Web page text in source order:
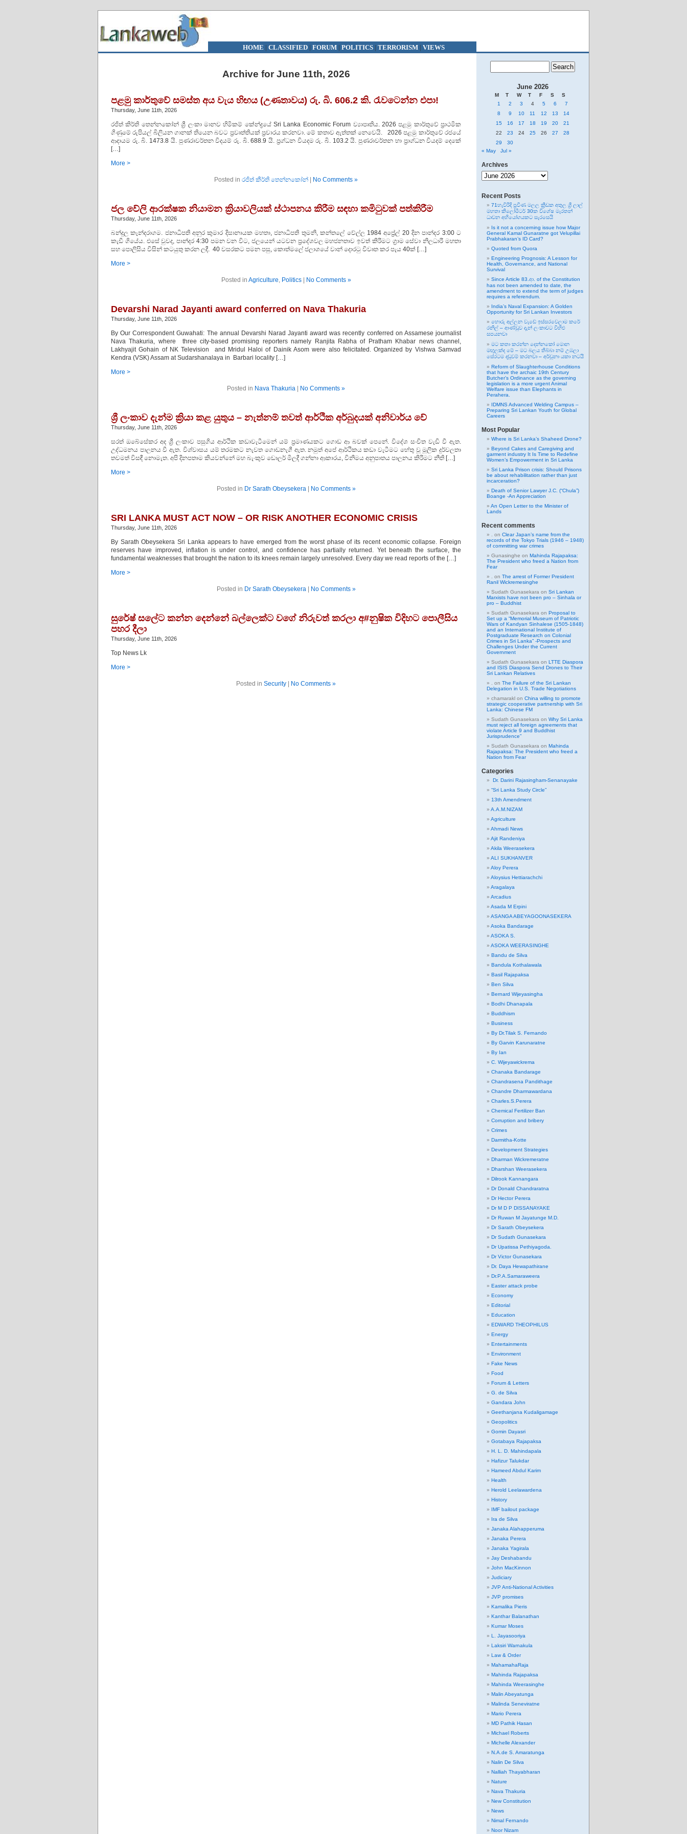
HOME | CLASSIFIED| FORUM| POLITICS | TERRORISM| VIEWS
Archive for June 11th, 2026
පළමු කාර්තුවේ සමස්ත අය වැය හිඟය (උණතාවය) රු. බි. 606.2 කි. රැවටෙන්න එපා!
Thursday, June 11th, 2026
රජිත් කිර්ති තෙන්නකෝන් ශ්‍රී ලංකා මානව හිමිකම් කේන්ද්‍රයේ Sri Lanka Economic Forum ව්‍යාපෘතිය. 2026 පළමු කාර්තුවේ ප්‍රාථමික
ගිණුමේ රුපියල් බිලියන ගානක් තියෙන බවට ප්‍රවෘත්තියක් ප්‍රචාරය කරනවා. මේ කතාව ඇත්තක් නෙවෙයි. 2026 පළමු කාර්තුවේ රජයේ
ආදායම රු. බි. 1473.8 යි. පුණරාවර්තන විදයම් රු. බි. 688.9 යි. ප්‍රග්ධන වියදම රු. බි. 103.2 යි. පුණරාවර්තන හා ප්‍රාග්ධන වියදම් දෙකේ
[…]
More >
Posted in රජිත් කීර්ති තෙන්නකෝන් No Comments »
ජල වේලි ආරක්ෂක නියාමන ක්‍රියාවලියක් ස්ථාපනය කිරීම සඳහා කමිටුවක් පත්කිරීම
Thursday, June 11th, 2026
බන්දුල කෑන්දරාගම. ජනාධිපති අනුර කුමාර දිසානායක මහතා, ජනාධිපති තුමනි, කන්තලේ වේල්ල 1984 අප්‍රේල් 20 දින පාන්දර 3:00 ට
කැඩී ගියේය. එසේ වුවද, පාන්දර 4:30 පමන වන විට, ජලයෙන් යටවන ප්‍රදේශවල මහජනතාව ඉවත් කිරීමට ග්‍රාම සේවා නිලධාරී මහතා
සහ පොලිසිය විසින් කටයුතු කරන ලදී. 40 වසරකට පමන පසු, කොත්මලේ ජලාශයේ වාන් දොරටු විවෘත කර පැය 40ක් […]
More >
Posted in Agriculture, Politics| No Comments »
Devarshi Narad Jayanti award conferred on Nava Thakuria
Thursday, June 11th, 2026
By Our Correspondent Guwahati: The annual Devarshi Narad Jayanti award was recently conferred on Assamese journalist
Nava Thakuria, where three city-based promising reporters namely Ranjita Rabha of Pratham Khabar news channel,
Lakhyajit Gohain of NK Television and Mridul Haloi of Dainik Asom were also felicitated. Organized by Vishwa Samvad
Kendra (VSK) Assam at Sudarshanalaya in Barbari locality […]
More >
Posted in Nava Thakuria No Comments »
ශ්‍රී ලංකාව දැන්ම ක්‍රියා කළ යුතුය – නැත්නම් තවත් ආර්ථික අර්බුදයක් අනිවාර්ය වේ
Thursday, June 11th, 2026
සරත් ඔබේසේකර අද ශ්‍රී ලංකාව පසුගිය ආර්ථික කඩාවැටීමෙන් යම් ප්‍රමාණයකට ගොඩ ආ බවක් පෙනේ. විදේශ සංචිත වැඩි වී ඇත.
උද්ධමනය පාලනය වී ඇත. විශ්වාසය යම් තරමකට නැවත ගොඩනැගී ඇත. නමුත් අපේ ආර්ථිකය කඩා වැටීමට හේතු වූ මූලික දුර්වලතා
තවමත් විසඳී නොමැත. අපි දිනපතාම කියවන්නේ මහ බැංකුව ඩොලර් මිලදී ගන්නා ආකාරය, විනිමය අනුපාතය පාලනය කිරීමට නීති […]
More >
Posted in Dr Sarath Obeysekera| No Comments »
SRI LANKA MUST ACT NOW – OR RISK ANOTHER ECONOMIC CRISIS
Thursday, June 11th, 2026
By Sarath Obeysekera Sri Lanka appears to have emerged from the worst phase of its recent economic collapse. Foreign
reserves have improved, inflation is under control, and confidence has partially returned. Yet beneath the surface, the
fundamental weaknesses that brought the nation to its knees remain largely unresolved. Every day we read reports of the […]
More >
Posted in Dr Sarath Obeysekera| No Comments »
සුරේෂ් සලේට කන්න දෙන්නේ බල්ලෙක්ට වගේ නිරුවත් කරලා අ#නුෂික විදිහට පොලීසිය
පහර දීලා
Thursday, June 11th, 2026
Top News Lk
More >
Posted in Security No Comments »
June 2026
M T W T F S
S
1
2 3 4 5 6
7
8
9 10 11 12 13
14
15
16 17 18 19 20
21
22
23 24 25 26 27
28
29
30
« May
Jul »
Archives
Archives
Recent Posts
71හැවිරිදි ප්‍රවීණ මලල ක්‍රීඩක අතුල ශ්‍රී ලාල්
මහතා කිලෝමීටර් 30ක විශේෂ මැරතන්
ධාවන අභියෝගයකට සැරසෙයි
Is it not a concerning issue how Major
General Kamal Gunaratne got Velupillai
Prabhakaran’s ID Card?
Quoted from Quora
Engineering Prognosis: A Lesson for
Health, Governance, and National
Survival
Since Article 83.ආ. of the Constitution
has not been amended to date, the
amendment to extend the term of judges
requires a referendum.
India’s Naval Expansion: A Golden
Opportunity for Sri Lankan Investors
හොරු අල්ලන වැඩේ ඉස්සරවෙලාම කරේ
රනිල් – ආණ්ඩුව දැන් ලංකාවට විහිළු
සපයනවා
මට කතා කරන්න දෙන්නකෝ මොන
මඟුලක්ද මේ – මට බලය තිබ්බා නම් උඹලා
සේරටම දඬුවම් කරනවා – අර්චුනා යකා නටයි
Reform of Slaughterhouse Conditions
that have the archaic 19th Century
Butcher’s Ordinance as the governing
legislation is a more urgent Animal
Welfare issue than Elephants in
Perahera.
IDMNS Advanced Welding Campus –
Preparing Sri Lankan Youth for Global
Careers
Most Popular
Where is Sri Lanka’s Shaheed Drone?
Beyond Cakes and Caregiving and
garment industry It Is Time to Redefine
Women’s Empowerment in Sri Lanka
Sri Lanka Prison crisis: Should Prisons
be about rehabilitation rather than just
incarceration?
Death of Senior Lawyer J.C. (“Chula”)
Boange -An Appreciation
An Open Letter to the Minister of
Lands
Recent comments
on Clear Japan’s name from the
records of the Tokyo Trials (1946 – 1948)
of committing war crimes
Gunasinghe on Mahinda Rajapaksa:
The President who freed a Nation from
Fear
on The arrest of Former President
Ranil Wickremesinghe
Sudath Gunasekara on Sri Lankan
Marxists have not been pro – Sinhala or
pro – Buddhist
Sudath Gunasekara on Proposal to
Set up a “Memorial Museum of Patriotic
Wars of Kandyan Sinhalese (1505-1848)
and an International Institute of
Postgraduate Research on Colonial
Crimes in Sri Lanka” -Prospects and
Challenges Under the Current
Government
Sudath Gunasekara on LTTE Diaspora
and ISIS Diaspora Send Drones to Their
Sri Lankan Relatives
on The Failure of the Sri Lankan
Delegation in U.S. Trade Negotiations
chamarakl on China willing to promote
strategic cooperative partnership with Sri
Lanka: Chinese FM
Sudath Gunasekara on Why Sri Lanka
must reject all foreign agreements that
violate Article 9 and Buddhist
Jurisprudence”
Sudath Gunasekara on Mahinda
Rajapaksa: The President who freed a
Nation from Fear
Categories
Dr. Darini Rajasingham-Senanayake
“Sri Lanka Study Circle”
13th Amendment
A.A.M.NIZAM
Agriculture
Ahmadi News
Ajit Randeniya
Akila Weerasekera
ALI SUKHANVER
Aloy Perera
Aloysius Hettiarachchi
Aragalaya
Arcadius
Asada M Erpini
ASANGA ABEYAGOONASEKERA
Asoka Bandarage
ASOKA S.
ASOKA WEERASINGHE
Bandu de Silva
Bandula Kothalawala
Basil Rajapaksa
Ben Silva
Bernard Wijeyasingha
Bodhi Dhanapala
Buddhism
Business
By Dr.Tilak S. Fernando
By Garvin Karunaratne
By Ian
C. Wijeyawickrema
Chanaka Bandarage
Chandrasena Pandithage
Chandre Dharmawardana
Charles.S.Perera
Chemical Fertilizer Ban
Corruption and bribery
Crimes
Darmitha-Kotte
Development Strategies
Dharman Wickremeratne
Dharshan Weerasekera
Dilrook Kannangara
Dr Donald Chandraratna
Dr Hector Perera
Dr M D P DISSANAYAKE
Dr Ruwan M Jayatunge M.D.
Dr Sarath Obeysekera
Dr Sudath Gunasekara
Dr Upatissa Pethiyagoda.
Dr Victor Gunasekara
Dr. Daya Hewapathirane
Dr.P.A.Samaraweera
Easter attack probe
Economy
Editorial
Education
EDWARD THEOPHILUS
Energy
Entertainments
Environment
Fake News
Food
Forum & Letters
G. de Silva
Gandara John
Geethanjana Kudaligamage
Geopolitics
Gomin Dayasri
Gotabaya Rajapaksa
H. L. D. Mahindapala
Hafizur Talukdar
Hameed Abdul Karim
Health
Herold Leelawardena
History
IMF bailout package
Ira de Silva
Janaka Alahapperuma
Janaka Perera
Janaka Yagirala
Jay Deshabandu
John MacKinnon
Judiciary
JVP Anti-National Activities
JVP promises
Kamalika Pieris
Kanthar Balanathan
Kumar Moses
L. Jayasooriya
Laksiri Warnakula
Law & Order
MahamahaRaja
Mahinda Rajapaksa
Mahinda Weerasinghe
Malin Abeyatunga
Malinda Seneviratne
Mario Perera
MD Pathik Hasan
Michael Roberts
Michelle Alexander
N.A.de S. Amaratunga
Nalin De Silva
Nalliah Thayabharan
Nature
Nava Thakuria
New Constitution
News
Nimal Fernando
Noor Nizam